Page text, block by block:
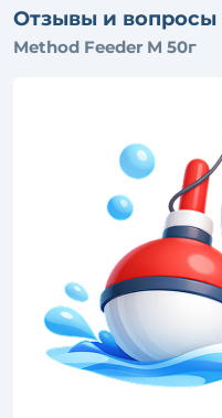
Отзывы и вопросы
Method Feeder M 50г